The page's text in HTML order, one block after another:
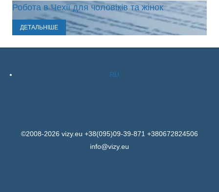
Робота в Чехії для чоловіків та жінок
ДЕТАЛЬНІШЕ
RU
©2008-2026 vizy.eu +38(095)09-39-871 +380672824506
info@vizy.eu